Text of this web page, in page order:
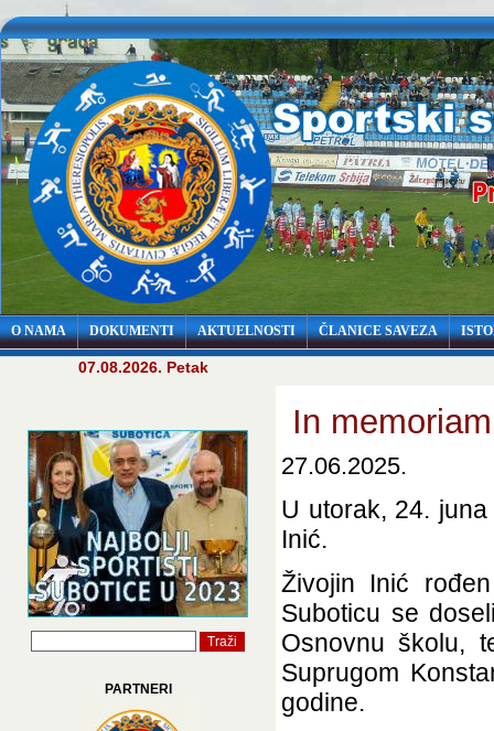
O NAMA DOKUMENTI AKTUELNOSTI ČLANICE SAVEZA
07.08.2026. Petak
PARTNERI
In
27.06.2025.
U utorak, 24.
Inić.
Živojin Inić
Suboticu se
Osnovnu školu,
Suprugom
godine.